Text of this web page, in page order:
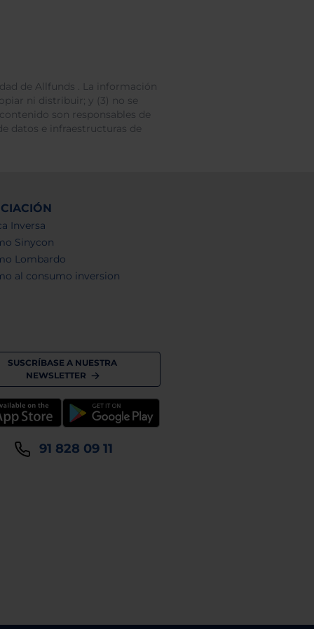
de Allfunds . La información
ni distribuir; y (3) no se
son responsables de
datos e infraestructuras de
Inversa
Sinycon
Lombardo
al consumo inversion
SUSCRÍBASE A NUESTRA
NEWSLETTER
91 828 09 11